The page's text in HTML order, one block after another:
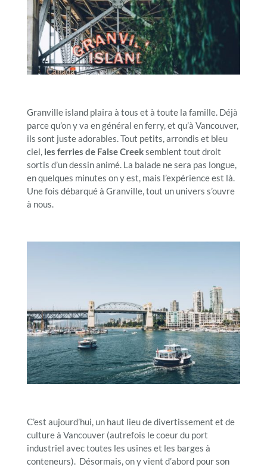
Granville island plaira à tous et à toute la famille. Déjà
parce qu’on y va en général en ferry, et qu’à Vancouver,
ils sont juste adorables. Tout petits, arrondis et bleu
ciel, les ferries de False Creeksemblent tout droit
sortis d’un dessin animé. La balade ne sera pas longue,
en quelques minutes on y est, mais l’expérience est là.
Une fois débarqué à Granville, tout un univers s’ouvre
à nous.
C’est aujourd’hui, un haut lieu de divertissement et de
culture à Vancouver (autrefois le coeur du port
industriel avec toutes les usines et les barges à
conteneurs). Désormais, on y vient d’abord pour son